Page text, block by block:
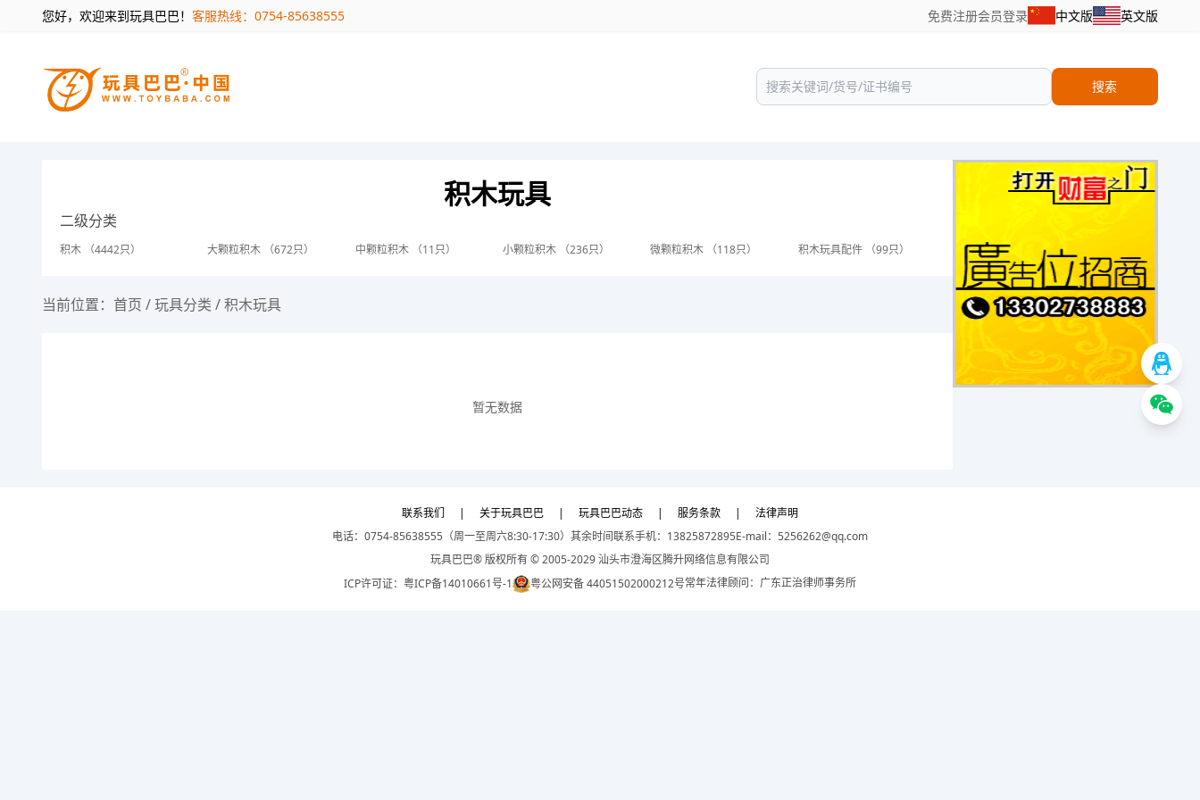
您好，欢迎来到玩具巴巴！ 客服热线：0754-85638555 免费注册会员登录 中文版 英文版
搜索
积木玩具
二级分类
积木 （4442只） 大颗粒积木 （672只） 中颗粒积木 （11只） 小颗粒积木 （236只） 微颗粒积木 （118只） 积木玩具配件 （99只）
当前位置： 首页 /玩具分类 /积木玩具
暂无数据
联系我们 | 关于玩具巴巴 | 玩具巴巴动态 | 服务条款 |
法律声明
电话：0754-85638555（周一至周六8:30-17:30） 其余时间联系手机：13825872895E-mail：5256262@qq.com
玩具巴巴® 版权所有 © 2005-2029 汕头市澄海区腾升网络信息有限公司
ICP许可证： 粤ICP备14010661号-1 粤公网安备 44051502000212号常年法律顾问：广东正治律师事务所